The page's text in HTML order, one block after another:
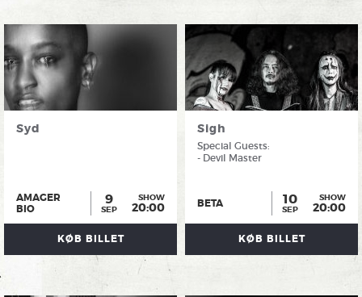
Syd
AMAGER
BIO
9
SEP
SHOW
20:00
KØB BILLET
Sigh
Special Guests:
- Devil Master
BETA 10
SEP
SHOW
20:00
KØB BILLET